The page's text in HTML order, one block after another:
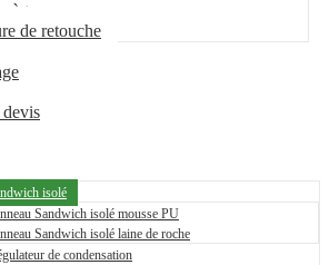
à tronçonner
de retouche
isolé
Sandwich isolé mousse PU
Sandwich isolé laine de roche
de condensation